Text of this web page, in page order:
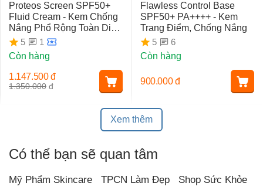
Proteos Screen SPF50+
Fluid Cream - Kem Chống
Nắng Phổ Rộng Toàn Diện
Ngừa Lão Hóa, Nám Da
5
1
Còn hàng
1.350.000 đ
1.147.500 đ
Flawless Control Base
SPF50+ PA++++ - Kem
Trang Điểm, Chống Nắng
5
6
Còn hàng
900.000 đ
Xem thêm
Có thể bạn sẽ quan tâm
Mỹ Phẩm Skincare TPCN Làm Đẹp Shop Sức Khỏe